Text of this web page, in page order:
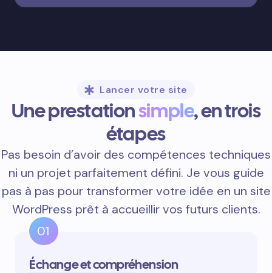
Lancer votre site
Une prestationsimple, en trois
étapes
Pas besoin d’avoir des compétences techniques
ni un projet parfaitement défini. Je vous guide
pas à pas pour transformer votre idée en un site
WordPress prêt à accueillir vos futurs clients.
01
Échange et compréhension